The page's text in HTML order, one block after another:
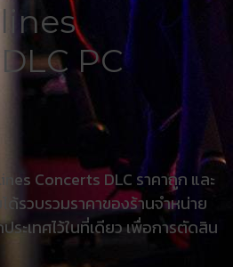
PC
Concerts DLC ราคาถูก และ
ด้รวบรวมราคาของร้านจำหน่าย
ระเทศไว้ในที่เดียว เพื่อการตัดสิน